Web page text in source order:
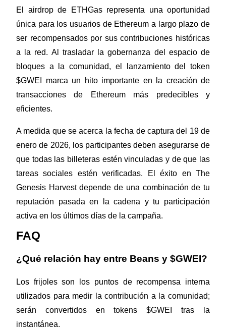
Inversión automática
Obtenga ganancias a largo plazo e intereses flexibles
Aprender Staking
Obtenga más información sobre cómo obtener ingresos pasivos
Bitrue Partners
El airdrop de ETHGas representa una oportunidad
única para los usuarios de Ethereum a largo plazo de
ser recompensados por sus contribuciones históricas
a la red. Al trasladar la gobernanza del espacio de
bloques a la comunidad, el lanzamiento del token
$GWEI marca un hito importante en la creación de
transacciones de Ethereum más predecibles y
eficientes.
A medida que se acerca la fecha de captura del 19 de
enero de 2026, los participantes deben asegurarse de
que todas las billeteras estén vinculadas y de que las
tareas sociales estén verificadas. El éxito en The
Genesis Harvest depende de una combinación de tu
reputación pasada en la cadena y tu participación
activa en los últimos días de la campaña.
FAQ
¿Qué relación hay entre Beans y $GWEI?
Los frijoles son los puntos de recompensa interna
utilizados para medir la contribución a la comunidad;
serán convertidos en tokens $GWEI tras la
instantánea.